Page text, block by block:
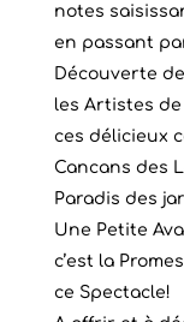
notes
en passant
Découverte
les Artistes
ces délicieux
Cancans des
Paradis des
Une Petite
c’est la
ce Spectacle!